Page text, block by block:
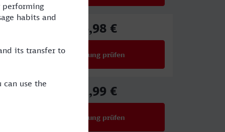
66,98 €
Verbindung prüfen
61,99 €
Verbindung prüfen